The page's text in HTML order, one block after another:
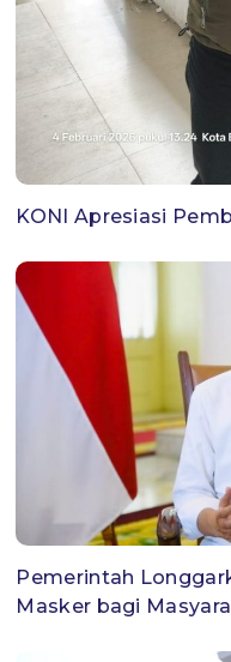
KONI Apresiasi
Pemerintah
Masker bagi